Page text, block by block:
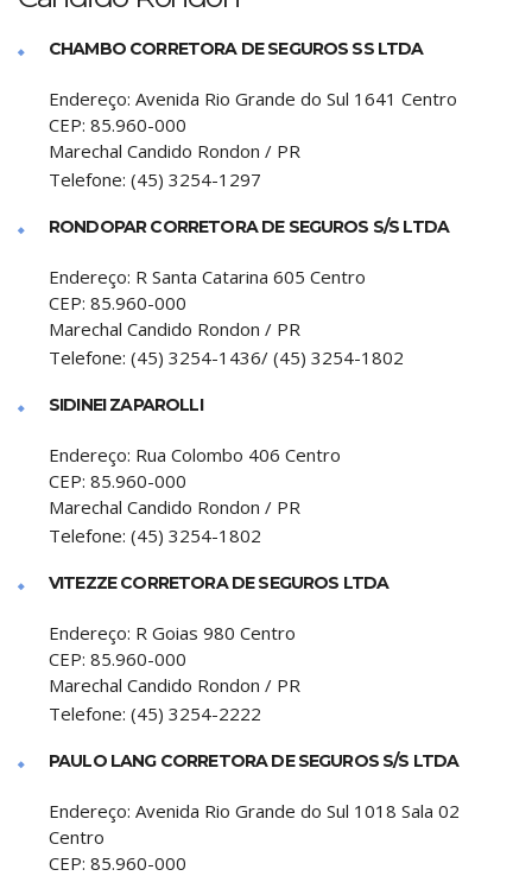
CHAMBO CORRETORA DE SEGUROS SS LTDA
Endereço: Avenida Rio Grande do Sul 1641 Centro
CEP: 85.960-000
Marechal Candido Rondon / PR
Telefone: (45) 3254-1297
RONDOPAR CORRETORA DE SEGUROS S/S LTDA
Endereço: R Santa Catarina 605 Centro
CEP: 85.960-000
Marechal Candido Rondon / PR
Telefone: (45) 3254-1436/ (45) 3254-1802
SIDINEI ZAPAROLLI
Endereço: Rua Colombo 406 Centro
CEP: 85.960-000
Marechal Candido Rondon / PR
Telefone: (45) 3254-1802
VITEZZE CORRETORA DE SEGUROS LTDA
Endereço: R Goias 980 Centro
CEP: 85.960-000
Marechal Candido Rondon / PR
Telefone: (45) 3254-2222
PAULO LANG CORRETORA DE SEGUROS S/S LTDA
Endereço: Avenida Rio Grande do Sul 1018 Sala 02
Centro
CEP: 85.960-000